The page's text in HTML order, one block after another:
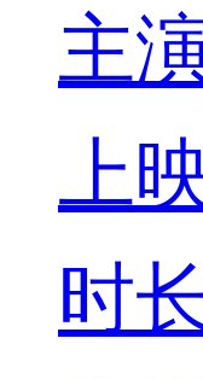
主
上
时